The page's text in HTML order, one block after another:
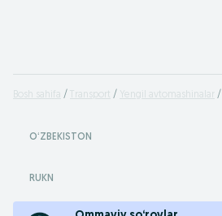
Bosh sahifa Transport Yengil avtomashinalar
OʻZBEKISTON
RUKN